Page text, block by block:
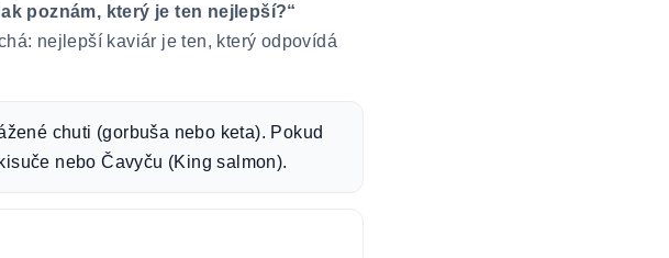
poznám, který je ten nejlepší?“
nejlepší kaviár je ten, který odpovídá
chuti (gorbuša nebo keta). Pokud
nebo Čavyču (King salmon).